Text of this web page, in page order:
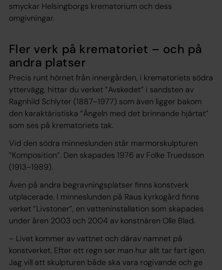
smyckar Helsingborgs krematorium och dess
omgivningar.
Fler verk på krematoriet – och på
andra platser
Precis runt hörnet från innergården, i krematoriets södra
yttervägg, hittar du verket ”Avskedet” i sandsten av
Ragnhild Schlyter (1887–1977) som även ligger bakom
den karaktäristiska ”Ängeln med det brinnande hjärtat”
som ses på krematoriets tak.
Vid den södra minneslunden står marmorskulpturen
”Komposition”. Den skapades 1976 av Folke Truedsson
(1913–1989).
Även på andra begravningsplatser finns konstverk
utplacerade. I minneslunden på Raus kyrkogård finns
verket ”Livstoner”, en vatteninstallation som skapades
under åren 2003 och 2004 av konstnären Olle Blad.
– Livet kommer av vattnet och därav namnet på
konstverket. Efter ett regn ser man hur allt tar fart igen.
Jag vill att skulpturen både ska vara rogivande och ge